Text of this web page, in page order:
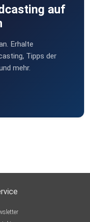
toll aus!
auf
Erhalte
Tipps der
mehr.